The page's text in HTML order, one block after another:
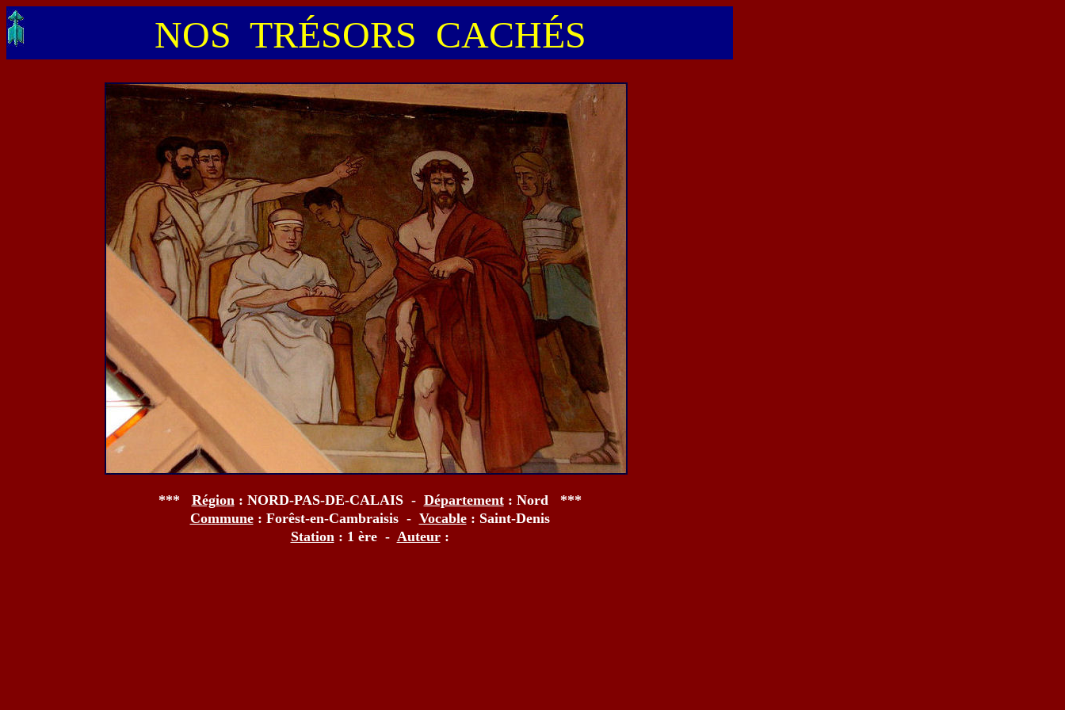
NOS TRÉSORS CACHÉS
*** Région: NORD-PAS-DE-CALAIS - Département: Nord ***
Commune: Forêst-en-Cambraisis - Vocable: Saint-Denis
Station: 1 ère - Auteur: